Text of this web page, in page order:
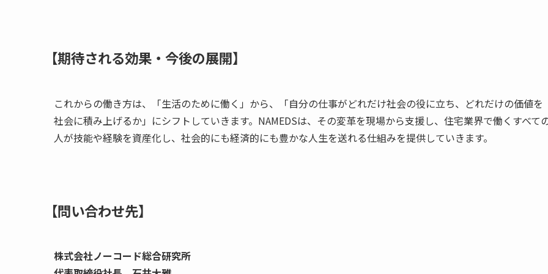
【期待される効果・今後の展開】
これからの働き方は、「生活のために働く」から、「自分の仕事がどれだけ社会の役に立ち、どれだけの価値を
社会に積み上げるか」にシフトしていきます。NAMEDSは、その変革を現場から支援し、住宅業界で働くすべて
人が技能や経験を資産化し、社会的にも経済的にも豊かな人生を送れる仕組みを提供していきます。
【問い合わせ先】
株式会社ノーコード総合研究所